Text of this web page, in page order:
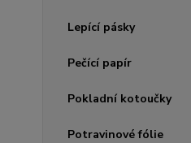
Lepící pásky
Pečící papír
Pokladní kotoučky
Potravinové fólie